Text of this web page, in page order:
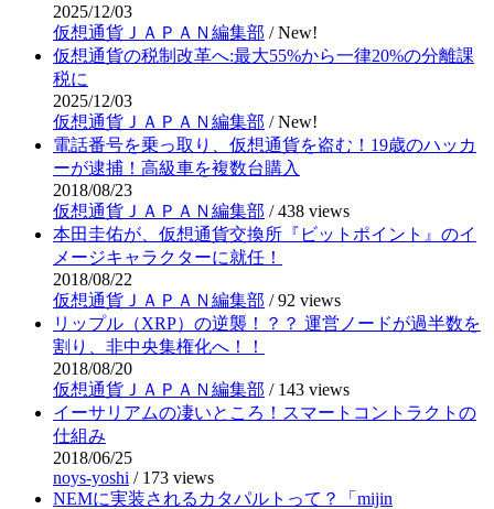
2025/12/03
仮想通貨ＪＡＰＡＮ編集部 /New!
仮想通貨の税制改革へ:最大55%から一律20%の分離課
税に
2025/12/03
仮想通貨ＪＡＰＡＮ編集部 /New!
電話番号を乗っ取り、仮想通貨を盗む！19歳のハッカ
ーが逮捕！高級車を複数台購入
2018/08/23
仮想通貨ＪＡＰＡＮ編集部 /438 views
本田圭佑が、仮想通貨交換所『ビットポイント』のイ
メージキャラクターに就任！
2018/08/22
仮想通貨ＪＡＰＡＮ編集部 /92 views
リップル（XRP）の逆襲！？？ 運営ノードが過半数を
割り、非中央集権化へ！！
2018/08/20
仮想通貨ＪＡＰＡＮ編集部 / 143 views
イーサリアムの凄いところ！スマートコントラクトの
仕組み
2018/06/25
noys-yoshi / 173 views
NEMに実装されるカタパルトって？「mijin